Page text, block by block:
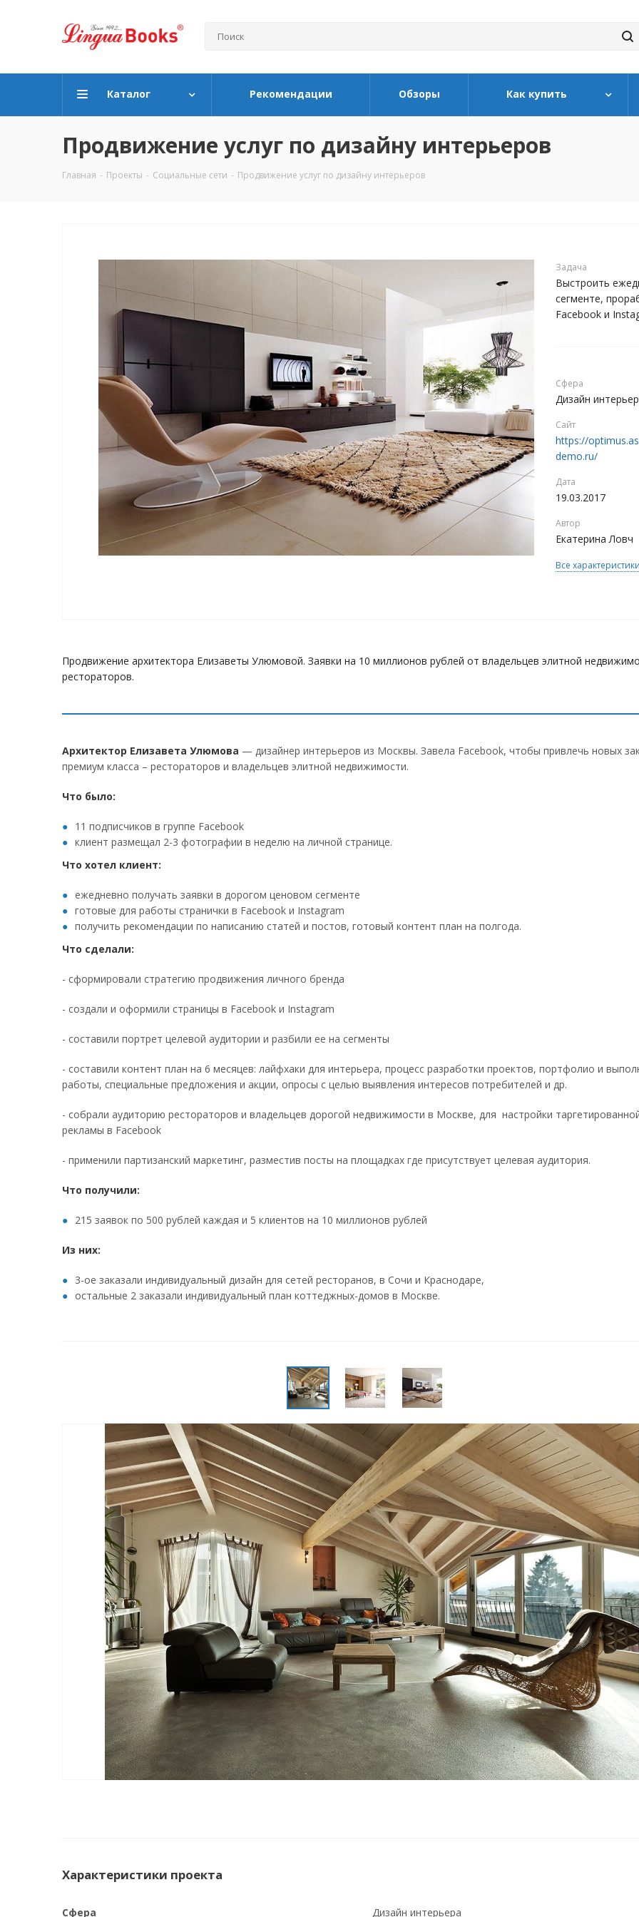
Каталог Рекомендации Обзоры Как купить
Продвижение услуг по дизайну интерьеров
Главная - Проекты - Социальные сети - Продвижение услуг по дизайну интерьеров
Задача
Выстроить
сегменте,
Facebook и
Сфера
Дизайн
Сайт
https://
demo.ru/
Дата
19.03.2017
Автор
Екатерина Ловч
Все характеристики
Продвижение архитектора Елизаветы Улюмовой. Заявки на 10 миллионов рублей от владельцев элитной
рестораторов.
Архитектор Елизавета Улюмова — дизайнер интерьеров из Москвы. Завела Facebook, чтобы привлечь новых
премиум класса – рестораторов и владельцев элитной недвижимости.
Что было:
11 подписчиков в группе Facebook
клиент размещал 2-3 фотографии в неделю на личной странице.
Что хотел клиент:
ежедневно получать заявки в дорогом ценовом сегменте
готовые для работы странички в Facebook и Instagram
получить рекомендации по написанию статей и постов, готовый контент план на полгода.
Что сделали:
- сформировали стратегию продвижения личного бренда
- создали и оформили страницы в Facebook и Instagram
- составили портрет целевой аудитории и разбили ее на сегменты
- составили контент план на 6 месяцев: лайфхаки для интерьера, процесс разработки проектов, портфолио и
работы, специальные предложения и акции, опросы с целью выявления интересов потребителей и др.
- собрали аудиторию рестораторов и владельцев дорогой недвижимости в Москве, для настройки
рекламы в Facebook
- применили партизанский маркетинг, разместив посты на площадках где присутствует целевая аудитория.
Что получили:
215 заявок по 500 рублей каждая и 5 клиентов на 10 миллионов рублей
Из них:
3-ое заказали индивидуальный дизайн для сетей ресторанов, в Сочи и Краснодаре,
остальные 2 заказали индивидуальный план коттеджных-домов в Москве.
Характеристики проекта
Сфера Дизайн интерьера